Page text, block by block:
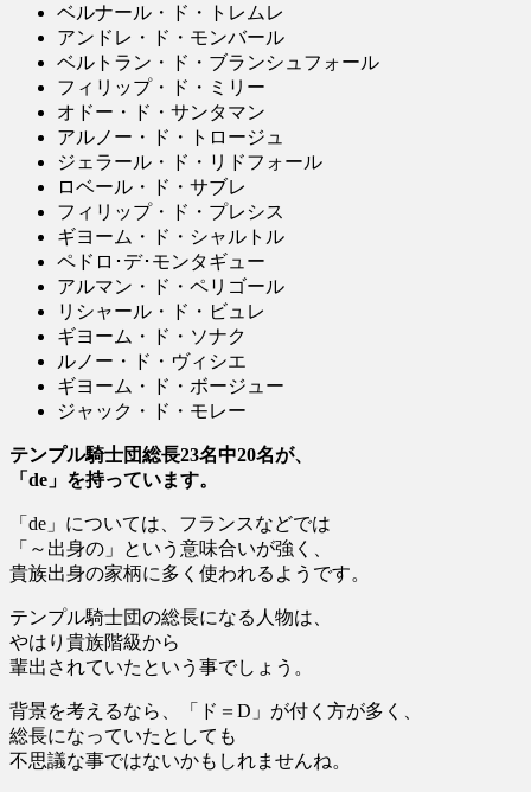
ベルナール・ド・トレムレ
アンドレ・ド・モンバール
ベルトラン・ド・ブランシュフォール
フィリップ・ド・ミリー
オドー・ド・サンタマン
アルノー・ド・トロージュ
ジェラール・ド・リドフォール
ロベール・ド・サブレ
フィリップ・ド・プレシス
ギヨーム・ド・シャルトル
ペドロ･デ･モンタギュー
アルマン・ド・ペリゴール
リシャール・ド・ビュレ
ギヨーム・ド・ソナク
ルノー・ド・ヴィシエ
ギヨーム・ド・ボージュー
ジャック・ド・モレー
テンプル騎士団総長23名中20名が、
「de」を持っています。
「de」については、フランスなどでは
「～出身の」という意味合いが強く、
貴族出身の家柄に多く使われるようです。
テンプル騎士団の総長になる人物は、
やはり貴族階級から
輩出されていたという事でしょう。
背景を考えるなら、「ド＝D」が付く方が多く、
総長になっていたとしても
不思議な事ではないかもしれませんね。